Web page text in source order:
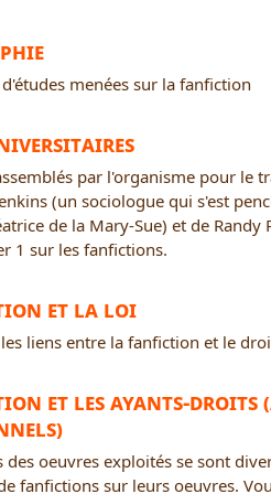
menées sur la fanfiction
par l'organisme pour le
(un sociologue qui s'est
de la Mary-Sue) et de
1 sur les fanfictions.
et la loi
liens entre la fanfiction et le
et les ayants-droits
des oeuvres exploités se sont
fanfictions sur leurs oeuvres.